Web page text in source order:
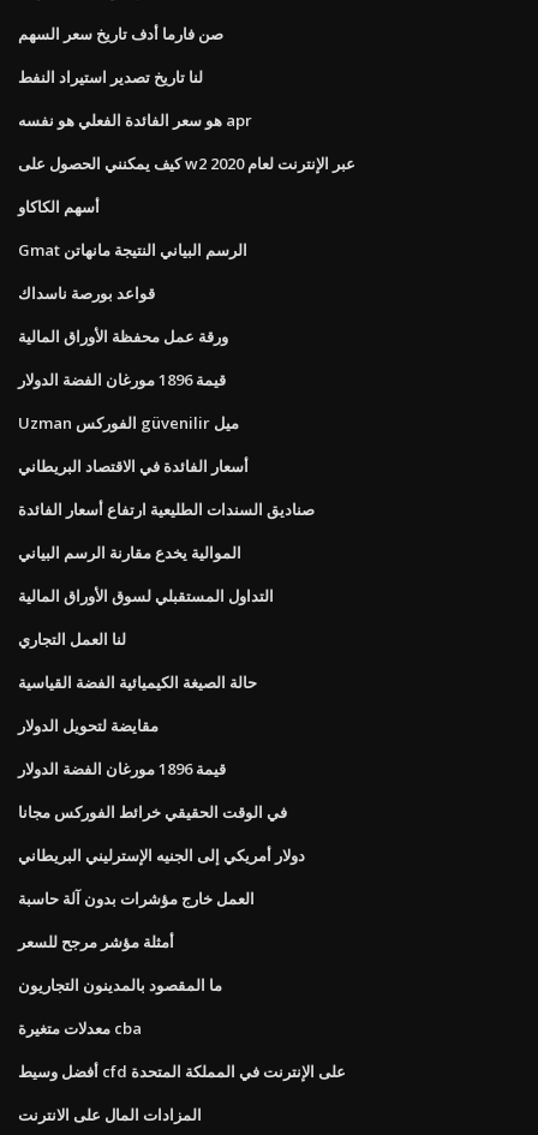
صن فارما أدف تاريخ سعر السهم
لنا تاريخ تصدير استيراد النفط
هو سعر الفائدة الفعلي هو نفسه apr
كيف يمكنني الحصول على w2 عبر الإنترنت لعام 2020
أسهم الكاكاو
Gmat ​​الرسم البياني النتيجة مانهاتن
قواعد بورصة ناسداك
ورقة عمل محفظة الأوراق المالية
قيمة 1896 مورغان الفضة الدولار
Uzman الفوركس güvenilir ميل
أسعار الفائدة في الاقتصاد البريطاني
صناديق السندات الطليعية ارتفاع أسعار الفائدة
الموالية يخدع مقارنة الرسم البياني
التداول المستقبلي لسوق الأوراق المالية
لنا العمل التجاري
حالة الصيغة الكيميائية الفضة القياسية
مقايضة لتحويل الدولار
قيمة 1896 مورغان الفضة الدولار
في الوقت الحقيقي خرائط الفوركس مجانا
دولار أمريكي إلى الجنيه الإسترليني البريطاني
العمل خارج مؤشرات بدون آلة حاسبة
أمثلة مؤشر مرجح للسعر
ما المقصود بالمدينون التجاريون
معدلات متغيرة cba
أفضل وسيط cfd على الإنترنت في المملكة المتحدة
المزادات المال على الانترنت